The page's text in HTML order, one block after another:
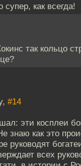
как всегда!
так кольцо
#14
эти косплеи
знаю как это
руководят
всех